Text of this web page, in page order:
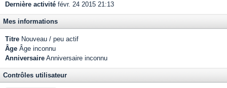
Dernière activité févr. 24 2015 21:13
Mes informations
Titre Nouveau / peu actif
Âge Âge inconnu
Anniversaire Anniversaire inconnu
Contrôles utilisateur